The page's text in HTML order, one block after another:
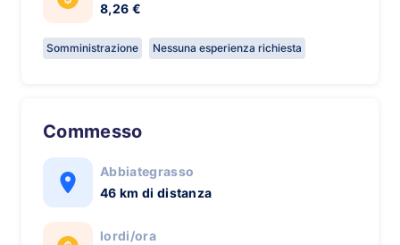
8,26 €
Somministrazione Nessuna esperienza richiesta
Commesso
Abbiategrasso
46 km di distanza
lordi/ora